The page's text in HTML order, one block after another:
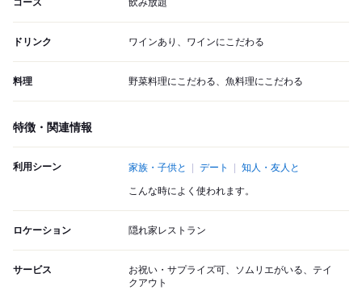
コース 飲み放題
ドリンク ワインあり、ワインにこだわる
料理 野菜料理にこだわる、魚料理にこだわる
特徴・関連情報
利用シーン 家族・子供と デート 知人・友人と
こんな時によく使われます。
ロケーション 隠れ家レストラン
サービス
お祝い・サプライズ可、ソムリエがいる、テイ
クアウト